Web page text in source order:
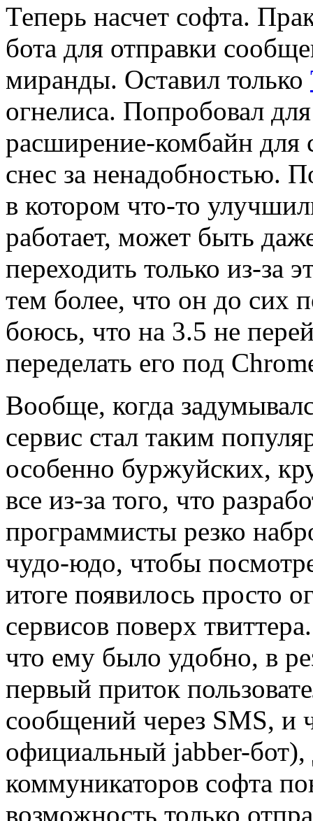
Теперь насчет софта.
бота для отправки
миранды. Оставил только
огнелиса. Попробовал
расширение-комбайн для
снес за ненадобностью.
в котором что-то
работает, может быть
переходить только из-за
тем более, что он до сих
боюсь, что на 3.5 не
переделать его под
Вообще, когда
сервис стал таким
особенно буржуйских,
все из-за того, что
программисты резко
чудо-юдо, чтобы
итоге появилось просто
сервисов поверх
что ему было удобно, в
первый приток
сообщений через SMS, и
официальный jabber-бот),
коммуникаторов софта
возможность только